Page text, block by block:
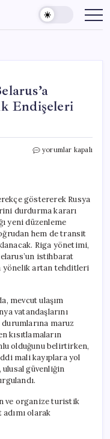
Endişeleri
Letonya’dan
Yasağı:
Güvenlik
Endişeleri
Giderek
Artıyor
için
yorumlar kapalı
göstererek Rusya
durdurma kararı
yeni düzenleme
hem de transit
Riga yönetimi,
istihbarat
yönelik artan tehditleri
mevcut ulaşım
vatandaşlarını
maruz
kısıtlamaların
olduğunu belirtirken,
mali kayıplara yol
ulusal güvenliğin
ve organize turistik
olarak